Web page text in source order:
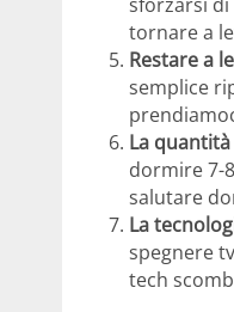
tornare a
Restare a
semplice
La
dormire 7-
salutare
La
spegnere
tech